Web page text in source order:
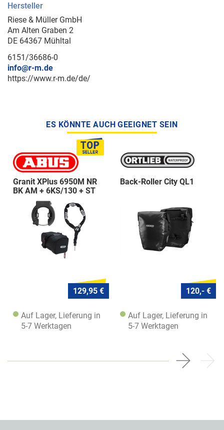
Hersteller
Riese & Müller GmbH
Am Alten Graben 2
DE 64367 Mühltal
6151/36686-0
info@r-m.de
https://www.r-m.de/de/
ES KÖNNTE AUCH GEEIGNET SEIN
Granit XPlus 6950M NR
BK AM + 6KS/130 + ST
129,95 €
Auf Lager, Lieferung in
5-7 Werktagen
Back-Roller City QL1
120,- €
Auf Lager, Lieferung in
5-7 Werktagen